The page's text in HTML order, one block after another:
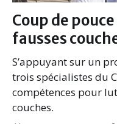
Coup de
fausses
S’appuyant sur un
trois spécialistes du
compétences pour
couches.